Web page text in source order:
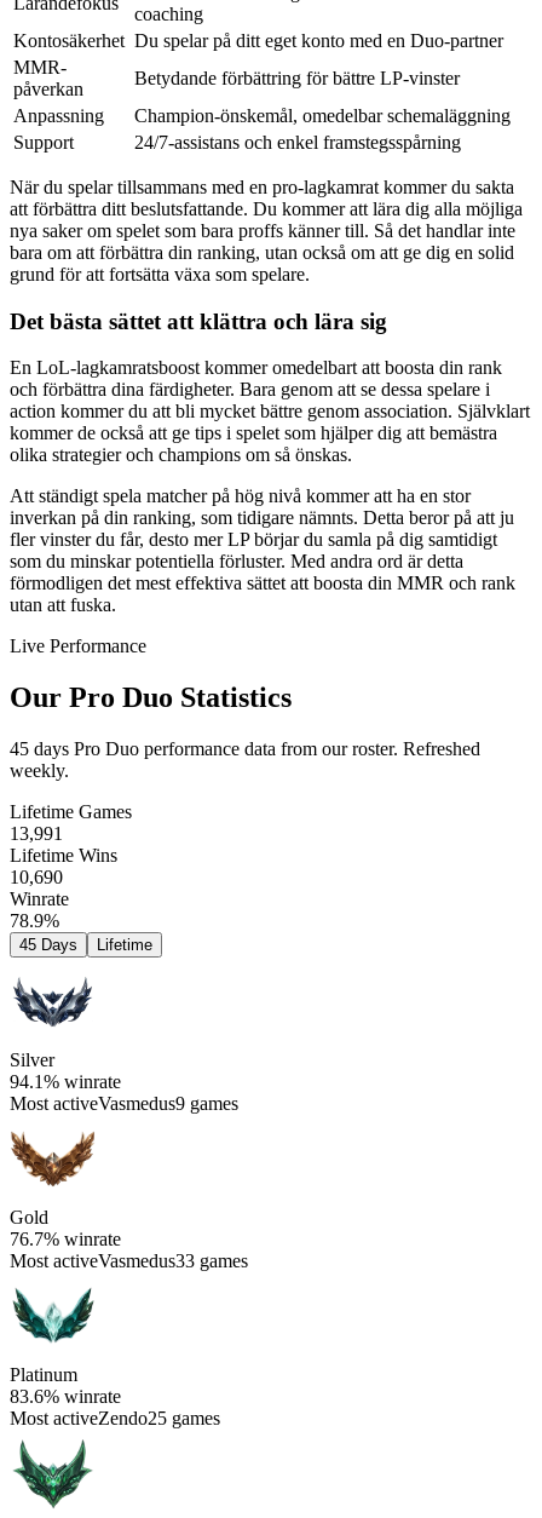
coaching
Kontosäkerhet Du spelar på ditt eget konto med en Duo-partner
MMR-
påverkan
Betydande förbättring för bättre LP-vinster
Anpassning
Champion-önskemål, omedelbar schemaläggning
Support
24/7-assistans och enkel framstegsspårning
När du spelar tillsammans med en pro-lagkamrat kommer du sakta
att förbättra ditt beslutsfattande. Du kommer att lära dig alla möjliga
nya saker om spelet som bara proffs känner till. Så det handlar inte
bara om att förbättra din ranking, utan också om att ge dig en solid
grund för att fortsätta växa som spelare.
Det bästa sättet att klättra och lära sig
En LoL-lagkamratsboost kommer omedelbart att boosta din rank
och förbättra dina färdigheter. Bara genom att se dessa spelare i
action kommer du att bli mycket bättre genom association. Självklart
kommer de också att ge tips i spelet som hjälper dig att bemästra
olika strategier och champions om så önskas.
Att ständigt spela matcher på hög nivå kommer att ha en stor
inverkan på din ranking, som tidigare nämnts. Detta beror på att ju
fler vinster du får, desto mer LP börjar du samla på dig samtidigt
som du minskar potentiella förluster. Med andra ord är detta
förmodligen det mest effektiva sättet att boosta din MMR och rank
utan att fuska.
Live Performance
Our Pro Duo Statistics
45 days Pro Duo performance data from our roster. Refreshed
weekly.
Lifetime Games
13,991
Lifetime Wins
10,690
Winrate
78.9%
45 Days Lifetime
Silver
94.1% winrate
Most activeVasmedus9 games
Gold
76.7% winrate
Most activeVasmedus33 games
Platinum
83.6% winrate
Most activeZendo25 games